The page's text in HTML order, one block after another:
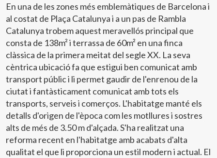
En una de les zones més emblemàtiques de Barcelona i
al costat de Plaça Catalunya i a un pas de Rambla
Catalunya trobem aquest meravellós principal que
consta de 138m² i terrassa de 60m² en una finca
clàssica de la primera meitat del segle XX. La seva
cèntrica ubicació fa que estigui ben comunicat amb
transport públic i li permet gaudir de l'enrenou de la
ciutat i fantàsticament comunicat amb tots els
transports, serveis i comerços. L'habitatge manté els
detalls d'origen de l'època com les motllures i sostres
alts de més de 3.50 m d'alçada. S'ha realitzat una
reforma recent en l'habitatge amb acabats d'alta
qualitat el que li proporciona un estil modern i actual. El